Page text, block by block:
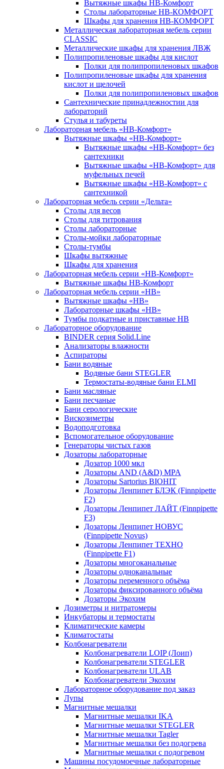
Вытяжные шкафы НВ-Комфорт
Столы лабораторные НВ-КОМФОРТ
Шкафы для хранения НВ-КОМФОРТ
Металлическая лабораторная мебель серии
CLASSIC
Металлические шкафы для хранения ЛВЖ
Полипропиленовые шкафы для кислот
Полки для полипропиленовых шкафов
Полипропиленовые шкафы для хранения
кислот и щелочей
Полки для полипропиленовых шкафов
Сантехнические принадлежностии для
лабораторий
Стулья и табуреты
Лабораторная мебель «НВ-Комфорт»
Вытяжные шкафы «НВ-Комфорт»
Вытяжные шкафы «НВ-Комфорт» без
сантехники
Вытяжные шкафы «НВ-Комфорт» для
муфельных печей
Вытяжные шкафы «НВ-Комфорт» с
сантехникой
Лабораторная мебель серии «Дельта»
Столы для весов
Столы для титрования
Столы лабораторные
Столы-мойки лабораторные
Столы-тумбы
Шкафы вытяжные
Шкафы для хранения
Лабораторная мебель серии «НВ-Комфорт»
Вытяжные шкафы НВ-Комфорт
Лабораторная мебель серии «НВ»
Вытяжные шкафы «НВ»
Лабораторные шкафы «НВ»
Тумбы подкатные и приставные НВ
Лабораторное оборудование
BINDER серия Solid.Line
Анализаторы влажности
Аспираторы
Бани водяные
Водяные бани STEGLER
Термостаты-водяные бани ELMI
Бани масляные
Бани песчаные
Бани серологические
Вискозиметры
Водоподготовка
Вспомогательное оборудование
Генераторы чистых газов
Дозаторы лабораторные
Дозатор 1000 мкл
Дозаторы AND (A&D) MPA
Дозаторы Sartorius BIOHIT
Дозаторы Ленпипет БЛЭК (Finnpipette
F2)
Дозаторы Ленпипет ЛАЙТ (Finnpipette
F3)
Дозаторы Ленпипет НОВУС
(Finnpipette Novus)
Дозаторы Ленпипет ТЕХНО
(Finnpipette F1)
Дозаторы многоканальные
Дозаторы одноканальные
Дозаторы переменного объёма
Дозаторы фиксированного объёма
Дозаторы Экохим
Дозиметры и нитратомеры
Инкубаторы и термостаты
Климатические камеры
Климатостаты
Колбонагреватели
Колбонагреватели LOIP (Лоип)
Колбонагреватели STEGLER
Колбонагреватели ULAB
Колбонагреватели Экохим
Лабораторное оборудование под заказ
Лупы
Магнитные мешалки
Магнитные мешалки IKA
Магнитные мешалки STEGLER
Магнитные мешалки Tagler
Магнитные мешалки без подогрева
Магнитные мешалки с подогревом
Машины посудомоечные лабораторные